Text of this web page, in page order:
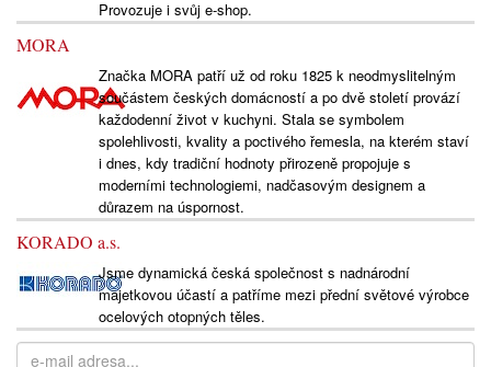
Provozuje i svůj e-shop.
MORA
Značka MORA patří už od roku 1825 k neodmyslitelným
součástem českých domácností a po dvě století provází
každodenní život v kuchyni. Stala se symbolem
spolehlivosti, kvality a poctivého řemesla, na kterém staví
i dnes, kdy tradiční hodnoty přirozeně propojuje s
moderními technologiemi, nadčasovým designem a
důrazem na úspornost.
KORADO a.s.
Jsme dynamická česká společnost s nadnárodní
majetkovou účastí a patříme mezi přední světové výrobce
ocelových otopných těles.